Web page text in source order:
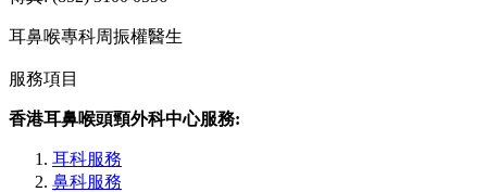
耳鼻喉專科周振權醫生
服務項目
香港耳鼻喉頭頸外科中心服務:
耳科服務
鼻科服務